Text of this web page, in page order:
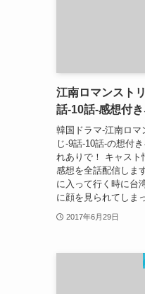
江南ロマンスト
話-10話-感想付
韓国ドラマ-江南ロマ
じ-9話-10話-の想付
れありで！ キャスト
感想を全話配信しま
に入って行く時に台
に顔を見られてしま
2017年6月29日